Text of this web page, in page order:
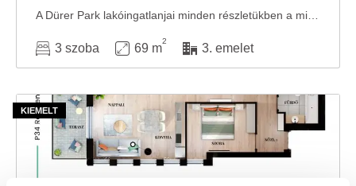
3 szoba 69 m
2
3. emelet